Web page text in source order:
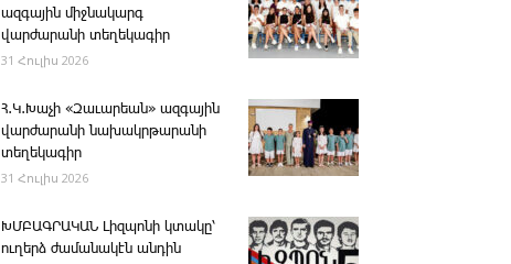
ազգային միջնակարգ
վարժարանի տեղեկագիր
31 Հուլիս 2026
Հ․Կ․Խաչի «Զաւարեան» ազգային
վարժարանի նախակրթարանի
տեղեկագիր
31 Հուլիս 2026
ԽՄԲԱԳՐԱԿԱՆ ­Լիզպոնի կտակը՝
ուղերձ ժամանակէն անդին